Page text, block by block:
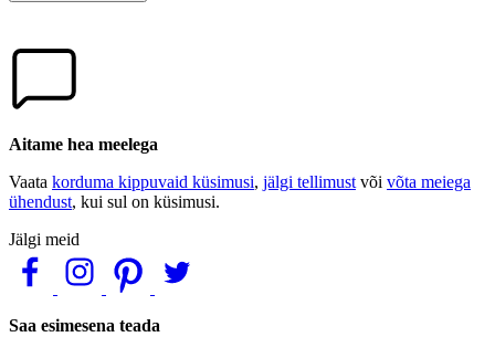
Aitame hea meelega
Vaata korduma kippuvaid küsimusi, jälgi tellimust või võta meiega
ühendust, kui sul on küsimusi.
Jälgi meid
Saa esimesena teada